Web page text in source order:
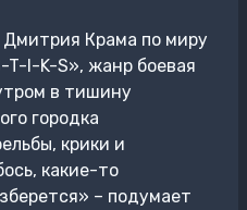
Крама по миру
I-K-S», жанр боевая
в тишину
городка
крики и
какие-то
– подумает